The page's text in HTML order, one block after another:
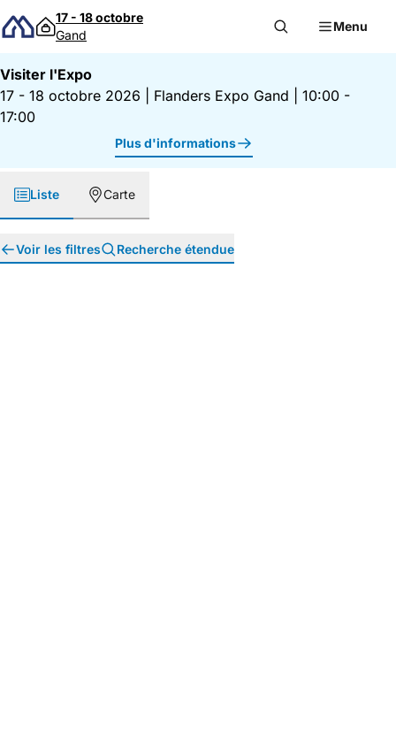
Passer au contenu
17 - 18 octobre
Gand
Menu
Visiter l'Expo
17 - 18 octobre 2026
Flanders Expo Gand
10:00 -
17:00
Plus d'informations
Liste Carte
Voir les filtres Recherche étendue